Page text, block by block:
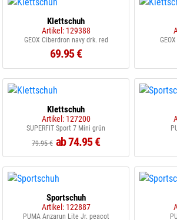
Klettschuh
Artikel: 129388
GEOX Ciberdron navy drk. red
69.95 €
Klettschuh
Artikel: 127200
SUPERFIT Sport 7 Mini grün
79.95 € ab 74.95 €
Sportschuh
Artikel: 122887
PUMA Anzarun Lite Jr. peacot